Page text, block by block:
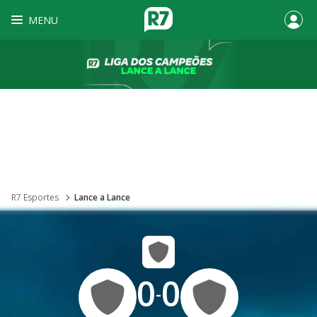
MENU
R7 Esportes Lance a Lance
0-0